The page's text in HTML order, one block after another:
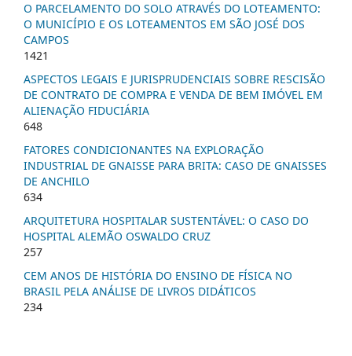
O PARCELAMENTO DO SOLO ATRAVÉS DO LOTEAMENTO:
O MUNICÍPIO E OS LOTEAMENTOS EM SÃO JOSÉ DOS
CAMPOS
1421
ASPECTOS LEGAIS E JURISPRUDENCIAIS SOBRE RESCISÃO
DE CONTRATO DE COMPRA E VENDA DE BEM IMÓVEL EM
ALIENAÇÃO FIDUCIÁRIA
648
FATORES CONDICIONANTES NA EXPLORAÇÃO
INDUSTRIAL DE GNAISSE PARA BRITA: CASO DE GNAISSES
DE ANCHILO
634
ARQUITETURA HOSPITALAR SUSTENTÁVEL: O CASO DO
HOSPITAL ALEMÃO OSWALDO CRUZ
257
CEM ANOS DE HISTÓRIA DO ENSINO DE FÍSICA NO
BRASIL PELA ANÁLISE DE LIVROS DIDÁTICOS
234